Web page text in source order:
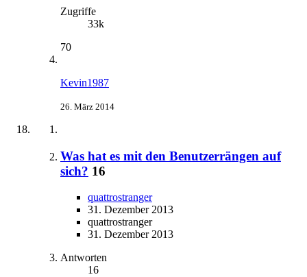
Zugriffe
33k
70
Kevin1987
26. März 2014
Was hat es mit den Benutzerrängen auf
sich? 16
quattrostranger
31. Dezember 2013
quattrostranger
31. Dezember 2013
Antworten
16